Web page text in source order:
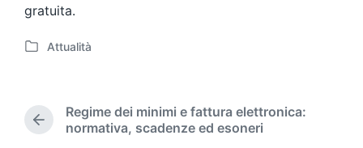
gratuita.
P
e
Attualità
P
Regime dei minimi e fattura elettronica:
normativa, scadenze ed esoneri